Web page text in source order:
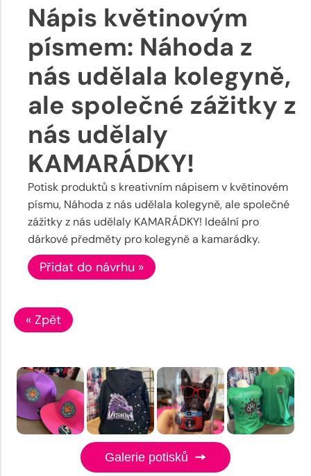
Nápis květinovým
písmem: Náhoda z
nás udělala kolegyně,
ale společné zážitky z
nás udělaly
KAMARÁDKY!
Potisk produktů s kreativním nápisem v květinovém
písmu, Náhoda z nás udělala kolegyně, ale společné
zážitky z nás udělaly KAMARÁDKY! Ideální pro
dárkové předměty pro kolegyně a kamarádky.
Přidat do návrhu »
« Zpět
Galerie potisků